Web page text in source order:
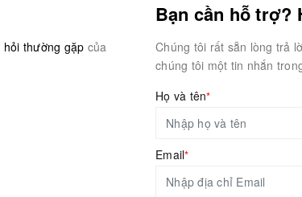
hỏi thường gặp của
Bạn cần hỗ trợ?
Chúng tôi rất sẵn lòng trả
chúng tôi một tin nhắn
Họ và tên*
Email*